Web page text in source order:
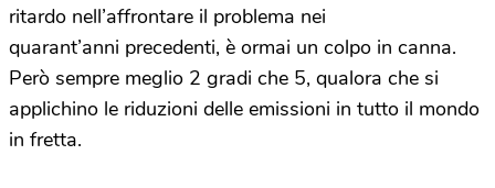
ritardo nell’affrontare il problema nei
quarant’anni precedenti, è ormai un colpo in canna.
Però sempre meglio 2 gradi che 5, qualora che si
applichino le riduzioni delle emissioni in tutto il mondo
in fretta.